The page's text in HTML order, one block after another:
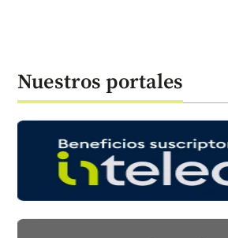
Nuestros portales